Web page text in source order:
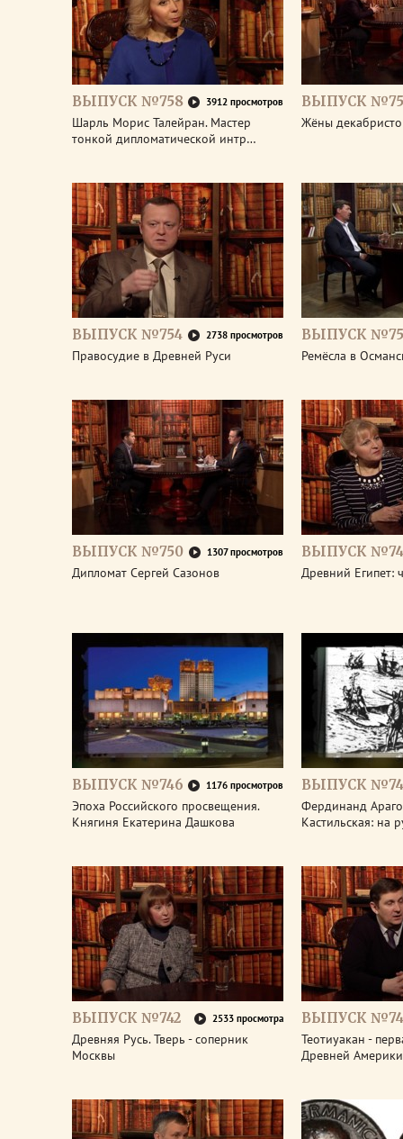
ВЫПУСК №758 3912 просмотров
Шарль Морис Талейран. Мастер
тонкой дипломатической интр…
ВЫПУСК
Жёны
ВЫПУСК №754 2738 просмотров
Правосудие в Древней Руси
ВЫПУСК
Ремёсла в
ВЫПУСК №750 1307 просмотров
Дипломат Сергей Сазонов
ВЫПУСК
Древний Египет:
ВЫПУСК №746 1176 просмотров
Эпоха Российского просвещения.
Княгиня Екатерина Дашкова
ВЫПУСК
Фердинанд
Кастильская: на
ВЫПУСК №742 2533 просмотра
Древняя Русь. Тверь - соперник
Москвы
ВЫПУСК
Теотиуакан -
Древней Америки